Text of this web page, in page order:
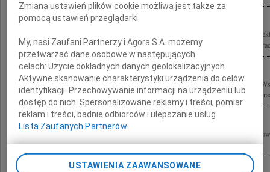
Z głębokim żalem przyjęliśmy wiadomość o tragicznej śmierci Prof. dr. hab.
Rodzinie i Współpracownikom wyrazy szczerego współczucia składają Zarząd i
Z głębokim żalem i smutkiem żegnamy profesora Stefana Kuryłowicza oraz Jego
Syropolskiego składamy wyrazy współczucia Rodzinie, Najbliższym oraz
Wyrazy głębokiego współczucia Ewie i Rodzinie z powodu śmierci Stefana
Staniszkis
Zmiana ustawień plików cookie możliwa jest także za
pomocą ustawień przeglądarki.
My, nasi Zaufani Partnerzy i Agora S.A. możemy
przetwarzać dane osobowe w następujących
celach:Użycie dokładnych danych geolokalizacyjnych.
Aktywne skanowanie charakterystyki urządzenia do celów
identyfikacji. Przechowywanie informacji na urządzeniu lub
dostęp do nich. Spersonalizowane reklamy i treści, pomiar
reklam i treści, badnie odbiorców i ulepszanie usług.
Lista Zaufanych Partnerów
USTAWIENIA ZAAWANSOWANE